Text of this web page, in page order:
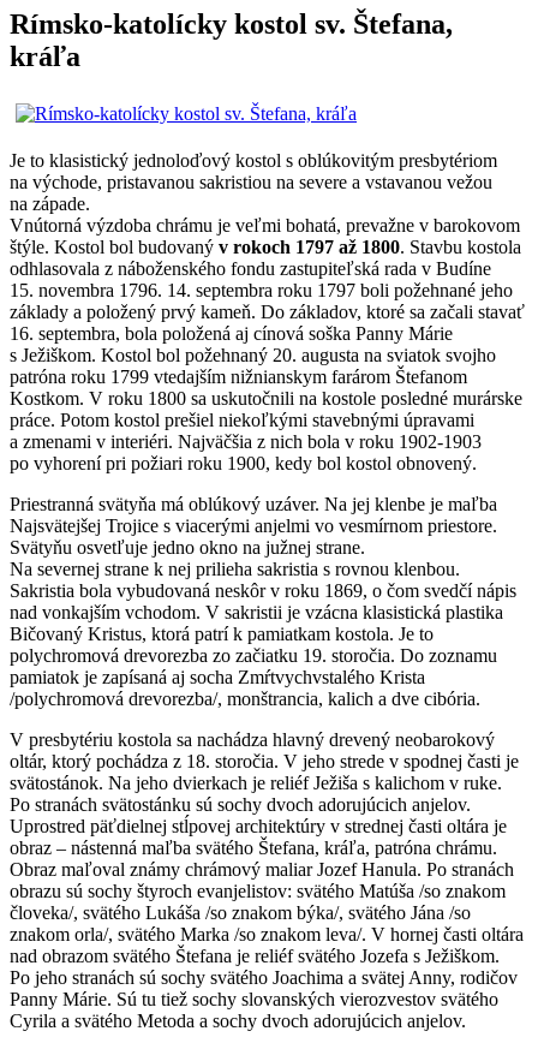
Rímsko-katolícky kostol sv. Štefana,
kráľa
Je to klasistický jednoloďový kostol s oblúkovitým presbytériom
na východe, pristavanou sakristiou na severe a vstavanou vežou
na západe.
Vnútorná výzdoba chrámu je veľmi bohatá, prevažne v barokovom
štýle. Kostol bol budovaný v rokoch 1797 až 1800. Stavbu kostola
odhlasovala z náboženského fondu zastupiteľská rada v Budíne
15. novembra 1796. 14. septembra roku 1797 boli požehnané jeho
základy a položený prvý kameň. Do základov, ktoré sa začali stavať
16. septembra, bola položená aj cínová soška Panny Márie
s Ježiškom. Kostol bol požehnaný 20. augusta na sviatok svojho
patróna roku 1799 vtedajším nižnianskym farárom Štefanom
Kostkom. V roku 1800 sa uskutočnili na kostole posledné murárske
práce. Potom kostol prešiel niekoľkými stavebnými úpravami
a zmenami v interiéri. Najväčšia z nich bola v roku 1902-1903
po vyhorení pri požiari roku 1900, kedy bol kostol obnovený.
Priestranná svätyňa má oblúkový uzáver. Na jej klenbe je maľba
Najsvätejšej Trojice s viacerými anjelmi vo vesmírnom priestore.
Svätyňu osvetľuje jedno okno na južnej strane.
Na severnej strane k nej prilieha sakristia s rovnou klenbou.
Sakristia bola vybudovaná neskôr v roku 1869, o čom svedčí nápis
nad vonkajším vchodom. V sakristii je vzácna klasistická plastika
Bičovaný Kristus, ktorá patrí k pamiatkam kostola. Je to
polychromová drevorezba zo začiatku 19. storočia. Do zoznamu
pamiatok je zapísaná aj socha Zmŕtvychvstalého Krista
/polychromová drevorezba/, monštrancia, kalich a dve cibória.
V presbytériu kostola sa nachádza hlavný drevený neobarokový
oltár, ktorý pochádza z 18. storočia. V jeho strede v spodnej časti je
svätostánok. Na jeho dvierkach je reliéf Ježiša s kalichom v ruke.
Po stranách svätostánku sú sochy dvoch adorujúcich anjelov.
Uprostred päťdielnej stĺpovej architektúry v strednej časti oltára je
obraz – nástenná maľba svätého Štefana, kráľa, patróna chrámu.
Obraz maľoval známy chrámový maliar Jozef Hanula. Po stranách
obrazu sú sochy štyroch evanjelistov: svätého Matúša /so znakom
človeka/, svätého Lukáša /so znakom býka/, svätého Jána /so
znakom orla/, svätého Marka /so znakom leva/. V hornej časti oltára
nad obrazom svätého Štefana je reliéf svätého Jozefa s Ježiškom.
Po jeho stranách sú sochy svätého Joachima a svätej Anny, rodičov
Panny Márie. Sú tu tiež sochy slovanských vierozvestov svätého
Cyrila a svätého Metoda a sochy dvoch adorujúcich anjelov.